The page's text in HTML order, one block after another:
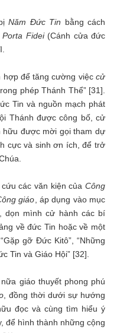
Năm Đức Tin bằng cách
Porta Fidei(Cánh cửa đức
hợp để tăng cường việc cử
phép Thánh Thể” [31].
Tin và nguồn mạch phát
Thánh được công bố, cử
hữu được mời gọi tham dự
cực và sinh ơn ích, để trở
các văn kiện của Công
giáo , áp dụng vào mục
dọn mình cử hành các bí
về đức Tin hoặc về một
gỡ Đức Kitô”, “Những
Tin và Giáo Hội” [32].
giáo thuyết phong phú
, đồng thời dưới sự hướng
đọc và cùng tìm hiểu ý
để hình thành những cộng